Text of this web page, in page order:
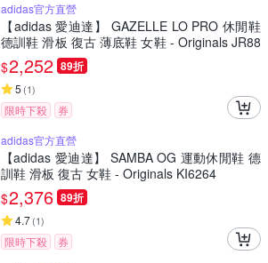
adidas官方直營
【adidas 愛迪達】 GAZELLE LO PRO 休閒鞋
德訓鞋 滑板 復古 薄底鞋 女鞋 - Originals JR88
93
$2,252 89折
5 (1)
限時下殺
券
adidas官方直營
【adidas 愛迪達】 SAMBA OG 運動休閒鞋 德
訓鞋 滑板 復古 女鞋 - Originals KI6264
$2,376 89折
4.7(1)
限時下殺
券